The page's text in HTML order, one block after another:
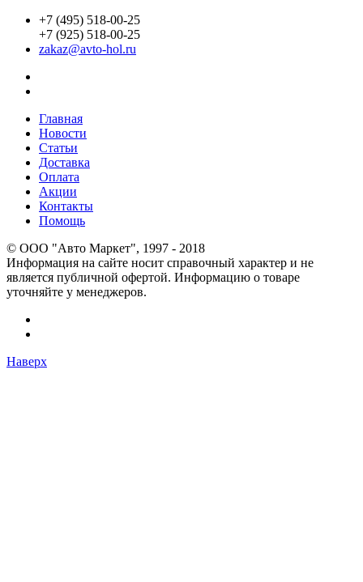
+7 (495) 518-00-25
+7 (925) 518-00-25
zakaz@avto-hol.ru
Главная
Новости
Статьи
Доставка
Оплата
Акции
Контакты
Помощь
© OOO "Авто Маркет", 1997 - 2018
Информация на сайте носит справочный характер и не
является публичной офертой. Информацию о товаре
уточняйте у менеджеров.
Наверх